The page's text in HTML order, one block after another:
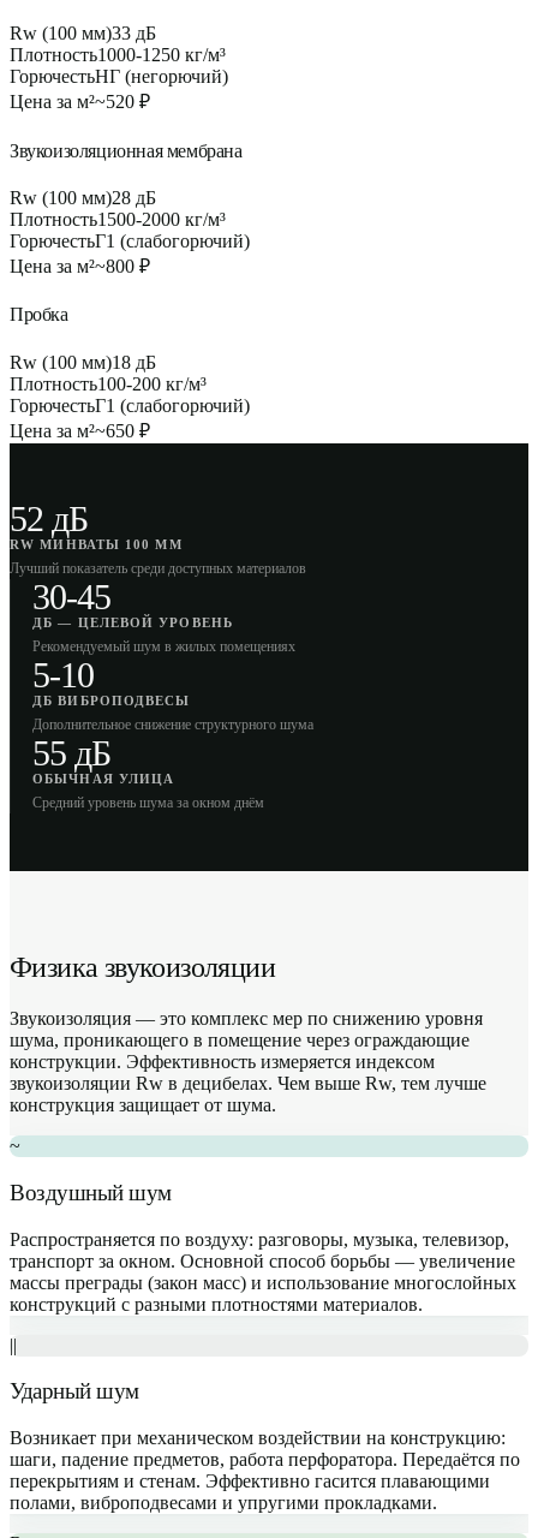
Rw (100 мм)33 дБ
Плотность1000-1250 кг/м³
ГорючестьНГ (негорючий)
Цена за м²~520 ₽
Звукоизоляционная мембрана
Rw (100 мм)28 дБ
Плотность1500-2000 кг/м³
ГорючестьГ1 (слабогорючий)
Цена за м²~800 ₽
Пробка
Rw (100 мм)18 дБ
Плотность100-200 кг/м³
ГорючестьГ1 (слабогорючий)
Цена за м²~650 ₽
52 дБ
RW МИНВАТЫ 100 ММ
Лучший показатель среди доступных материалов
30-45
ДБ — ЦЕЛЕВОЙ УРОВЕНЬ
Рекомендуемый шум в жилых помещениях
5-10
ДБ ВИБРОПОДВЕСЫ
Дополнительное снижение структурного шума
55 дБ
ОБЫЧНАЯ УЛИЦА
Средний уровень шума за окном днём
Физика звукоизоляции
Звукоизоляция — это комплекс мер по снижению уровня
шума, проникающего в помещение через ограждающие
конструкции. Эффективность измеряется индексом
звукоизоляции Rw в децибелах. Чем выше Rw, тем лучше
конструкция защищает от шума.
~
Воздушный шум
Распространяется по воздуху: разговоры, музыка, телевизор,
транспорт за окном. Основной способ борьбы — увеличение
массы преграды (закон масс) и использование многослойных
конструкций с разными плотностями материалов.
||
Ударный шум
Возникает при механическом воздействии на конструкцию:
шаги, падение предметов, работа перфоратора. Передаётся по
перекрытиям и стенам. Эффективно гасится плавающими
полами, виброподвесами и упругими прокладками.